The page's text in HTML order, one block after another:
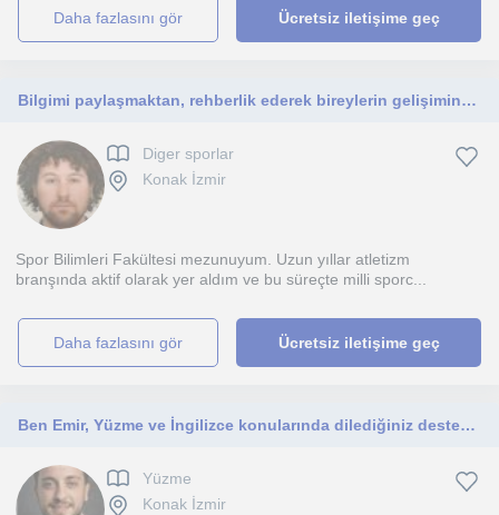
daha fazlasını gör Ücretsiz iletişime geç
Bilgimi paylaşmaktan, rehberlik ederek bireylerin gelişimine katkı sağlamaktan büyük memnuniyet duyuyorum.
Diger sporlar
Konak İzmir
Spor Bilimleri Fakültesi mezunuyum. Uzun yıllar atletizm
branşında aktif olarak yer aldım ve bu süreçte milli sporc...
daha fazlasını gör Ücretsiz iletişime geç
Ben Emir, Yüzme ve İngilizce konularında dilediğiniz desteği vermeye hazırım.
Yüzme
Konak İzmir